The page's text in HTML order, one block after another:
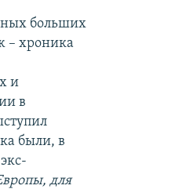
больших
– хроника
и
в
были, в
для